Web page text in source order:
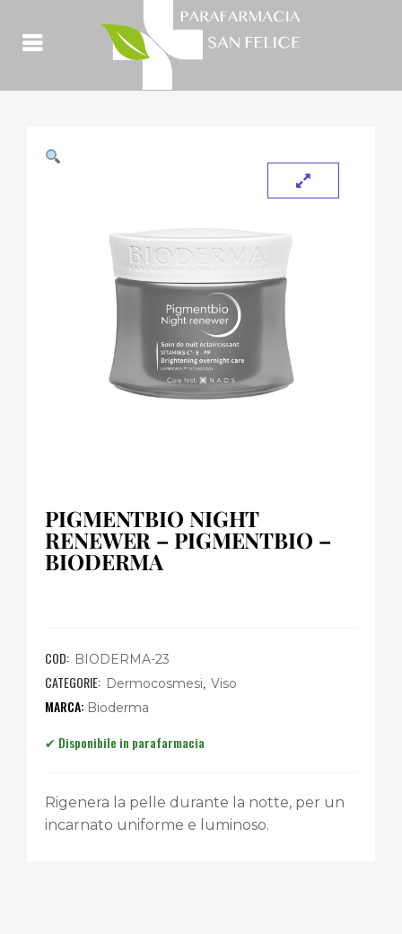
PIGMENTBIO NIGHT
RENEWER – PIGMENTBIO –
BIODERMA
COD: BIODERMA-23
CATEGORIE: Dermocosmesi Viso
Bioderma
Rigenera la pelle durante la notte, per un
incarnato uniforme e luminoso.